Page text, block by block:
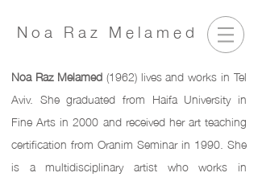
Noa Raz Melamed
Noa Raz Melamed(1962) lives and works in Tel
Aviv. She graduated from Haifa University in
Fine Arts in 2000 and received her art teaching
certification from Oranim Seminar in 1990. She
is a multidisciplinary artist who works in